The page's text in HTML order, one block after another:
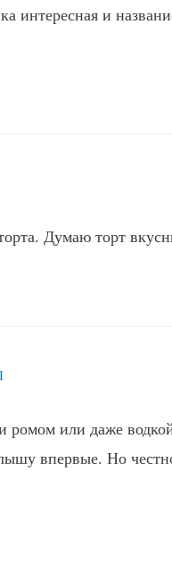
интересная и
торта. Думаю торт
или даже
впервые. Но